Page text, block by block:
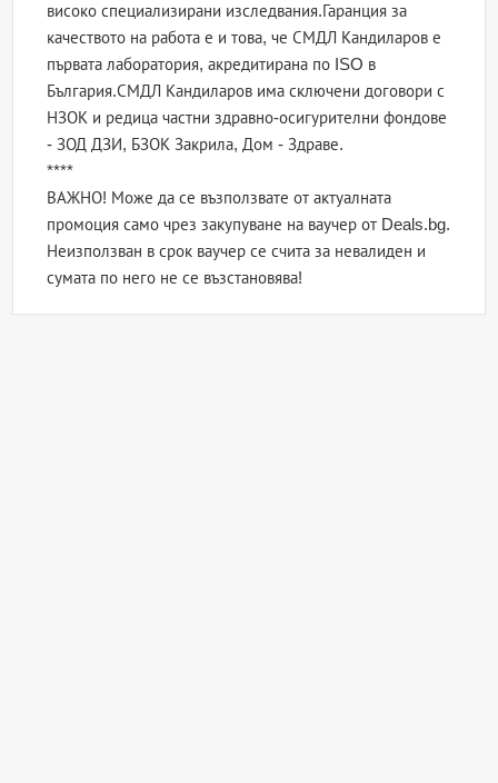
високо специализирани изследвания.Гаранция за
качеството на работа е и това, че СМДЛ Кандиларов е
първата лаборатория, акредитирана по ISO в
България.СМДЛ Кандиларов има сключени договори с
НЗОК и редица частни здравно-осигурителни фондове
- ЗОД ДЗИ, БЗОК Закрила, Дом - Здраве.
****
ВАЖНО! Може да се възползвате от актуалната
промоция само чрез закупуване на ваучер от Deals.bg.
Неизползван в срок ваучер се счита за невалиден и
сумата по него не се възстановява!